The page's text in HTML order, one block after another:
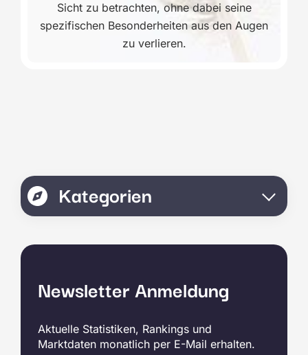
Sicht zu betrachten, ohne dabei seine
spezifischen Besonderheiten aus den Augen
zu verlieren.
Kategorien
Newsletter Anmeldung
Aktuelle Statistiken, Rankings und
Marktdaten monatlich per E-Mail erhalten.